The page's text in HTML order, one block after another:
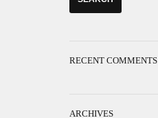
RECENT COMMENTS
ARCHIVES